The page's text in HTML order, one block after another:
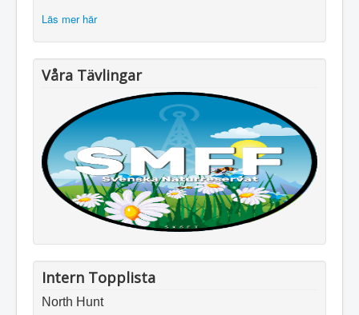
Läs mer här
Våra Tävlingar
Intern Topplista
North Hunt